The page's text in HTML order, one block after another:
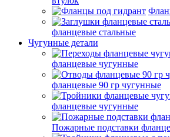
фланцевые стальные
Чугунные детали
фланцевые чугунные
фланцевые 90 гр чугунные
фланцевые чугунные
Пожарные подставки